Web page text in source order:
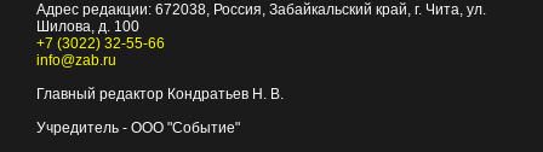
Адрес редакции: 672038, Россия, Забайкальский край, г. Чита, ул.
Шилова, д. 100
+7 (3022) 32-55-66
info@zab.ru
Главный редактор Кондратьев Н. В.
Учредитель - ООО "Событие"